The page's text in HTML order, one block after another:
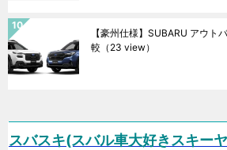
【豪州仕様】SUBARU アウト
較 （23 view）
スバスキ(スバル車大好きスキー